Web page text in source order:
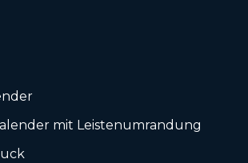
mit Leistenumrandung